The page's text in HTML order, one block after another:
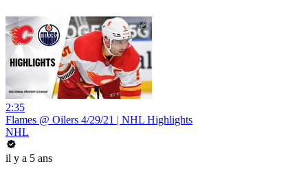
2:35
Flames @ Oilers 4/29/21 | NHL Highlights
NHL
il y a 5 ans